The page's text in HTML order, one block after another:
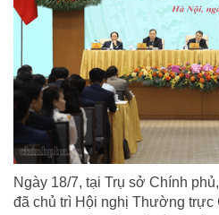
Ngày 18/7, tại Trụ sở Chính
đã chủ trì Hội nghị Thường trực